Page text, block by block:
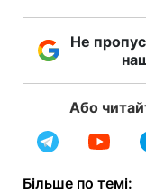
Не
Або
Більше по темі: